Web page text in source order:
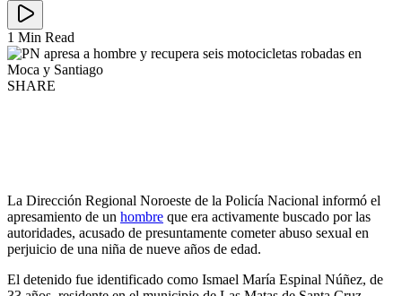
1 Min Read
SHARE
La Dirección Regional Noroeste de la Policía Nacional informó el
apresamiento de un hombre que era activamente buscado por las
autoridades, acusado de presuntamente cometer abuso sexual en
perjuicio de una niña de nueve años de edad.
El detenido fue identificado como Ismael María Espinal Núñez, de